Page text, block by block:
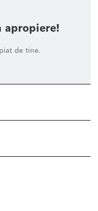
apropiere!
de tine.